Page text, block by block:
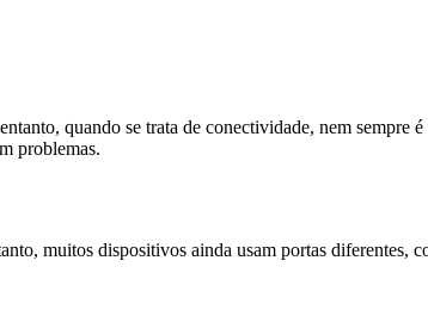
quando se trata de conectividade, nem sempre
problemas.
muitos dispositivos ainda usam portas